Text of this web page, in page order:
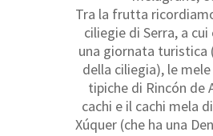
Tra la frutta
ciliegie di Serra, a
una giornata turistica
della ciliegia), le
tipiche di Rincón de
cachi e il cachi mela
Xúquer (che ha una